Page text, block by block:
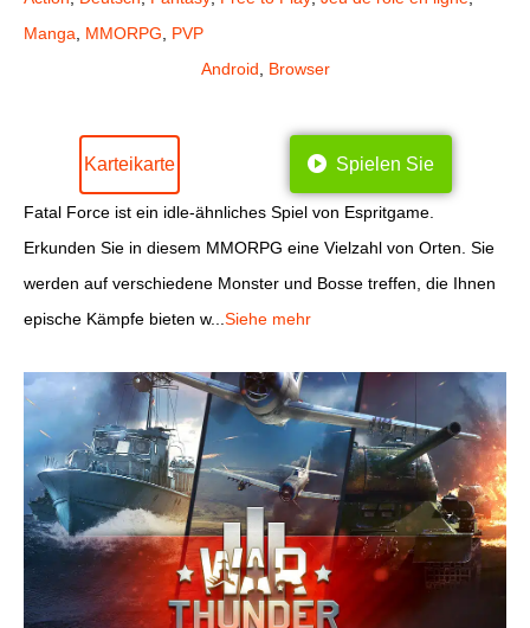
Manga
MMORPG
PVP
Android
Browser
Karteikarte Spielen Sie
Fatal Force ist ein idle-ähnliches Spiel von Espritgame.
Erkunden Sie in diesem MMORPG eine Vielzahl von Orten. Sie
werden auf verschiedene Monster und Bosse treffen, die Ihnen
epische Kämpfe bieten w... Siehe mehr